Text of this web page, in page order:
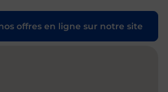
offres en ligne sur notre site